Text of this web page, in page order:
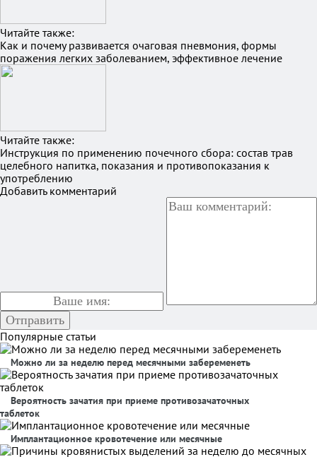
Читайте также:
Как и почему развивается очаговая пневмония, формы
поражения легких заболеванием, эффективное лечение
Читайте также:
Инструкция по применению почечного сбора: состав трав
целебного напитка, показания и противопоказания к
употреблению
Добавить комментарий
Популярные статьи
Можно ли за неделю перед месячными забеременеть
Вероятность зачатия при приеме противозачаточных
таблеток
Имплантационное кровотечение или месячные